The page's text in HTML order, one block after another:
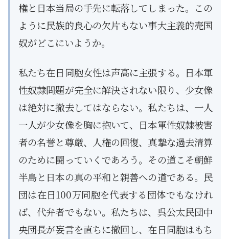
権と日本当局の手先に転落してしまった。この
ように民族的良心の欠片もない事大主義的売国
奴がどこにいようか。
私たち在日同胞女性は声高に主張する。日本軍
性奴隷問題が完全に解決されない限り、少女像
は絶対に撤去してはならない。私たちは、一人
一人が少女像を胸に抱いて、日本軍性奴隷被害
者の名誉と尊厳、人権の回復、真摯な過去清算
のために闘っていくであろう。その道こそ朝鮮
半島と日本の真の平和と親善への道である。民
団は在日100万同胞を代表する団体でもなけれ
ば、代弁者でもない。私たちは、呉公太民団中
央団長が妄言を直ちに撤回し、在日同胞はもち